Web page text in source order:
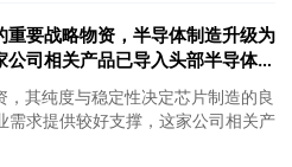
重要战略物资，半导体制造升级为
司相关产品已导入头部半导体企
其纯度与稳定性决定芯片制造的良
需求提供较好支撑，这家公司相关产